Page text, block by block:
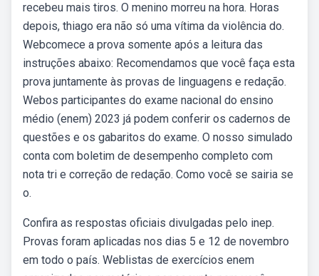
recebeu mais tiros. O menino morreu na hora. Horas
depois, thiago era não só uma vítima da violência do.
Webcomece a prova somente após a leitura das
instruções abaixo: Recomendamos que você faça esta
prova juntamente às provas de linguagens e redação.
Webos participantes do exame nacional do ensino
médio (enem) 2023 já podem conferir os cadernos de
questões e os gabaritos do exame. O nosso simulado
conta com boletim de desempenho completo com
nota tri e correção de redação. Como você se sairia se
o.
Confira as respostas oficiais divulgadas pelo inep.
Provas foram aplicadas nos dias 5 e 12 de novembro
em todo o país. Weblistas de exercícios enem